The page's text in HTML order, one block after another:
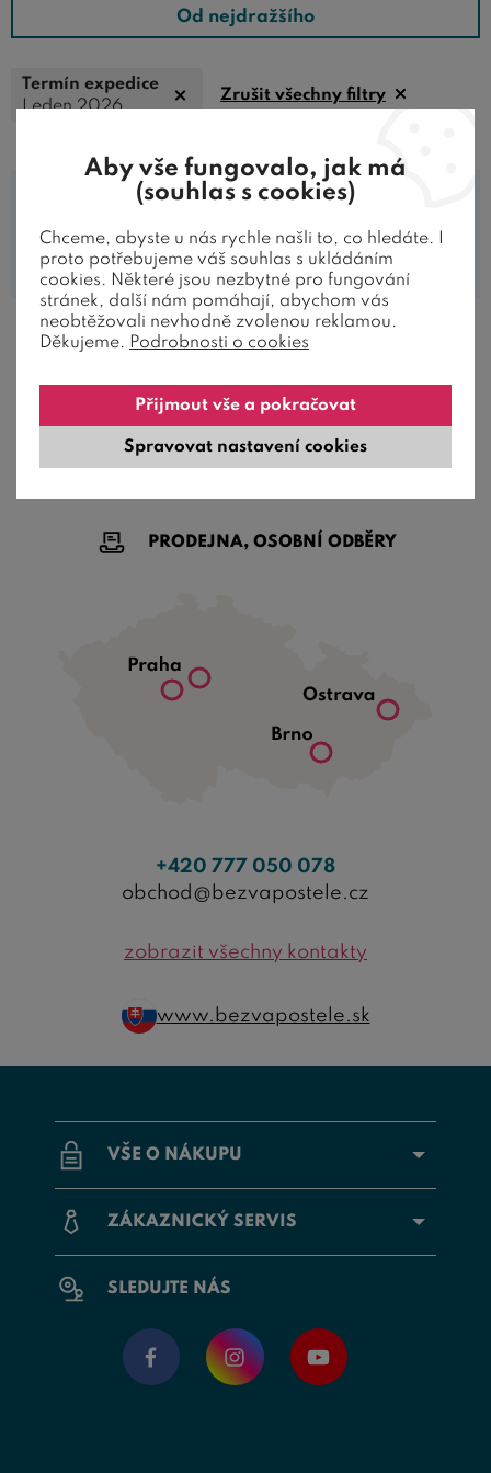
Od nejdražšího
Termín expedice
Leden 2026
Zrušit všechny filtry
Tomuto filtru ve zvolené kategorii
neodpovídá žádný produkt.
JAK ZÁKAZNÍCI HODNOTÍ NAŠE
POSTELE
VŠE O NÁKUPU
ZÁKAZNICKÝ SERVIS
SLEDUJTE NÁS
PRODEJNA, OSOBNÍ ODBĚRY
+420 777 050 078
obchod@bezvapostele.cz
zobrazit všechny kontakty
www.bezvapostele.sk
Aby vše fungovalo, jak má
(souhlas s cookies)
Chceme, abyste u nás rychle našli to, co hledáte. I
proto potřebujeme váš souhlas s ukládáním
cookies. Některé jsou nezbytné pro fungování
stránek, další nám pomáhají, abychom vás
neobtěžovali nevhodně zvolenou reklamou.
Děkujeme. Podrobnosti o cookies
Spravovat nastavení cookies
Přijmout vše a pokračovat